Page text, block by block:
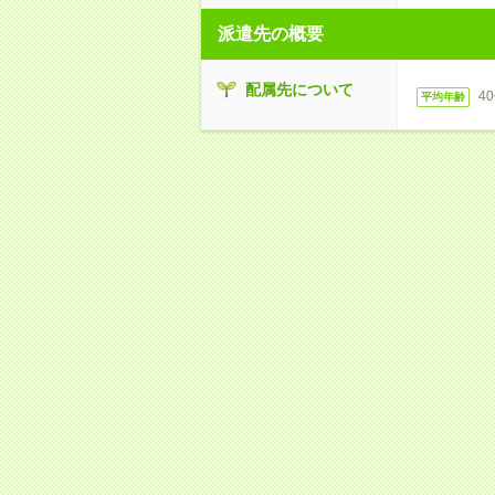
派遣先の概要
配属先について 平均年齢